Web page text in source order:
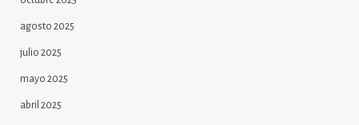
agosto 2025
julio 2025
mayo 2025
abril 2025